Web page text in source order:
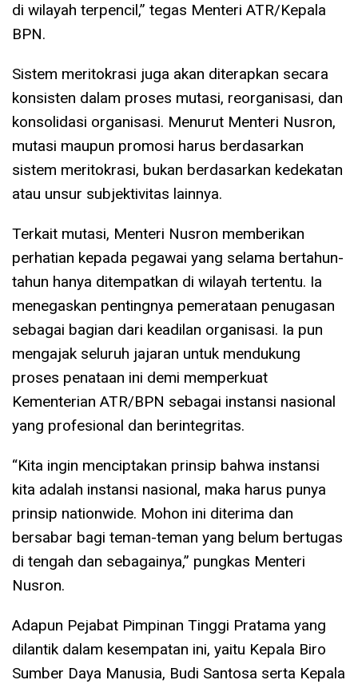
di wilayah terpencil,” tegas Menteri ATR/Kepala
BPN.
Sistem meritokrasi juga akan diterapkan secara
konsisten dalam proses mutasi, reorganisasi, dan
konsolidasi organisasi. Menurut Menteri Nusron,
mutasi maupun promosi harus berdasarkan
sistem meritokrasi, bukan berdasarkan kedekatan
atau unsur subjektivitas lainnya.
Terkait mutasi, Menteri Nusron memberikan
perhatian kepada pegawai yang selama bertahun-
tahun hanya ditempatkan di wilayah tertentu. Ia
menegaskan pentingnya pemerataan penugasan
sebagai bagian dari keadilan organisasi. Ia pun
mengajak seluruh jajaran untuk mendukung
proses penataan ini demi memperkuat
Kementerian ATR/BPN sebagai instansi nasional
yang profesional dan berintegritas.
“Kita ingin menciptakan prinsip bahwa instansi
kita adalah instansi nasional, maka harus punya
prinsip nationwide. Mohon ini diterima dan
bersabar bagi teman-teman yang belum bertugas
di tengah dan sebagainya,” pungkas Menteri
Nusron.
Adapun Pejabat Pimpinan Tinggi Pratama yang
dilantik dalam kesempatan ini, yaitu Kepala Biro
Sumber Daya Manusia, Budi Santosa serta Kepala